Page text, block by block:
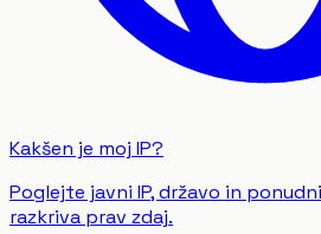
Kakšen je moj IP?
Poglejte javni IP, državo in
razkriva prav zdaj.